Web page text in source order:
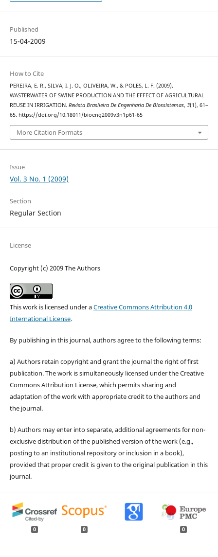
Published
15-04-2009
How to Cite
PEREIRA, E. R., SILVA, I. J. O., OLIVEIRA, W., & POLES, L. F. (2009).
WASTERWATER OF SWINE PRODUCTION AND THE EFFECT OF AGRICULTURAL
REUSE IN IRRIGATION. Revista Brasileira De Engenharia De Biossistemas, 3(1), 61–
65. https://doi.org/10.18011/bioeng2009v3n1p61-65
More Citation Formats
Issue
Vol. 3 No. 1 (2009)
Section
Regular Section
License
Copyright (c) 2009 The Authors
This work is licensed under aCreative Commons Attribution 4.0
International License.
By publishing in this journal, authors agree to the following terms:
a) Authors retain copyright and grant the journal the right of first
publication. The work is simultaneously licensed under the Creative
Commons Attribution License, which permits sharing and
adaptation of the work with appropriate credit to the authors and
the journal.
b) Authors may enter into separate, additional agreements for non-
exclusive distribution of the published version of the work (e.g.,
posting to an institutional repository or inclusion in a book),
provided that proper credit is given to the original publication in this
journal.
0 0 0